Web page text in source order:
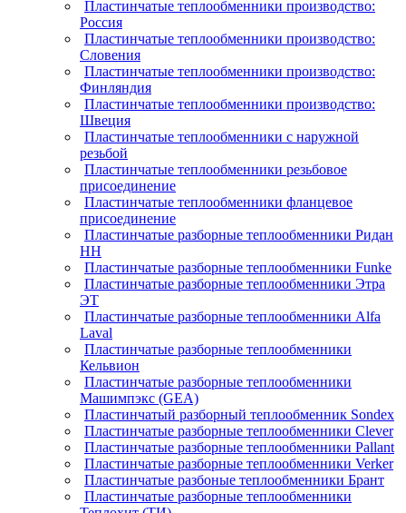
Пластинчатые теплообменники производство:
Россия
Пластинчатые теплообменники производство:
Словения
Пластинчатые теплообменники производство:
Финляндия
Пластинчатые теплообменники производство:
Швеция
Пластинчатые теплообменники с наружной
резьбой
Пластинчатые теплообменники резьбовое
присоединение
Пластинчатые теплообменники фланцевое
присоединение
Пластинчатые разборные теплообменники Ридан
НН
Пластинчатые разборные теплообменники Funke
Пластинчатые разборные теплообменники Этра
ЭТ
Пластинчатые разборные теплообменники Alfa
Laval
Пластинчатые разборные теплообменники
Кельвион
Пластинчатые разборные теплообменники
Машимпэкс (GEA)
Пластинчатый разборный теплообменник Sondex
Пластинчатые разборные теплообменники Clever
Пластинчатые разборные теплообменники Pallant
Пластинчатые разборные теплообменники Verker
Пластинчатые разбоные теплообменники Брант
Пластинчатые разборные теплообменники